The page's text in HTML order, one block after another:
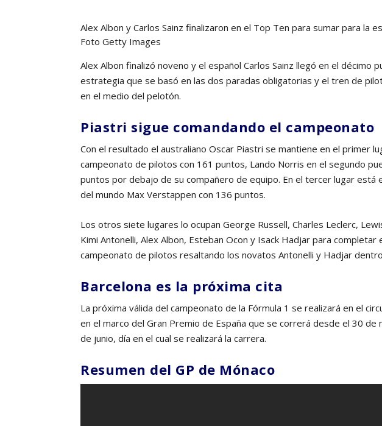
Alex Albon y Carlos Sainz finalizaron en el Top Ten para sumar para la
Foto Getty Images
Alex Albon finalizó noveno y el español Carlos Sainz llegó en el décimo
estrategia que se basó en las dos paradas obligatorias y el tren de
en el medio del pelotón.
Piastri sigue comandando el campeonato
Con el resultado el australiano Oscar Piastri se mantiene en el primer
campeonato de pilotos con 161 puntos, Lando Norris en el segundo
puntos por debajo de su compañero de equipo. En el tercer lugar está
del mundo Max Verstappen con 136 puntos.
Los otros siete lugares lo ocupan George Russell, Charles Leclerc,
Kimi Antonelli, Alex Albon, Esteban Ocon y Isack Hadjar para completar
campeonato de pilotos resaltando los novatos Antonelli y Hadjar
Barcelona es la próxima cita
La próxima válida del campeonato de la Fórmula 1 se realizará en el
en el marco del Gran Premio de España que se correrá desde el 30 de
de junio, día en el cual se realizará la carrera.
Resumen del GP de Mónaco